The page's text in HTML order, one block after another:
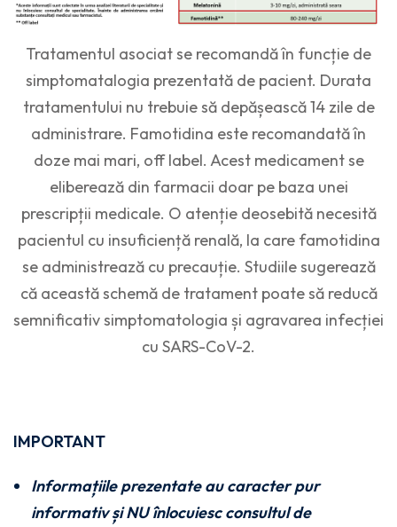
Tratamentul asociat se recomandă în funcție de
simptomatalogia prezentată de pacient. Durata
tratamentului nu trebuie să depășească 14 zile de
administrare. Famotidina este recomandată în
doze mai mari, off label. Acest medicament se
eliberează din farmacii doar pe baza unei
prescripții medicale. O atenție deosebită necesită
pacientul cu insuficiență renală, la care famotidina
se administrează cu precauție. Studiile sugerează
că această schemă de tratament poate să reducă
semnificativ simptomatologia și agravarea infecției
cu SARS-CoV-2.
IMPORTANT
Informațiile prezentate au caracter pur
informativ și NU înlocuiesc consultul de